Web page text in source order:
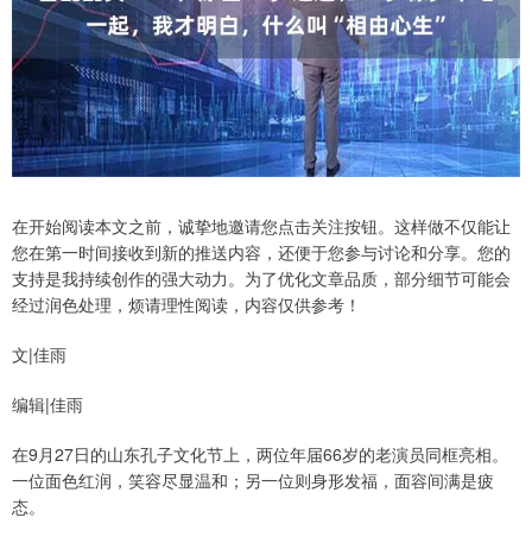
在开始阅读本文之前，诚挚地邀请您点击关注按钮。这样做不仅能让
您在第一时间接收到新的推送内容，还便于您参与讨论和分享。您的
支持是我持续创作的强大动力。为了优化文章品质，部分细节可能会
经过润色处理，烦请理性阅读，内容仅供参考！
文|佳雨
编辑|佳雨
在9月27日的山东孔子文化节上，两位年届66岁的老演员同框亮相。
一位面色红润，笑容尽显温和；另一位则身形发福，面容间满是疲
态。